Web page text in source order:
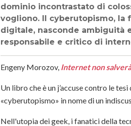
dominio incontrastato di
vogliono. Il cyberutopismo, la
digitale, nasconde ambiguità
responsabile e critico di
Engeny Morozov, Internet non
Un libro che è un j’accuse contro le
«cyberutopismo» in nome di un
Nell'utopia dei geek, i fanatici della